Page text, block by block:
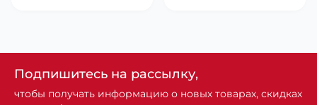
Подпишитесь на рассылку,
чтобы получать информацию о новых товарах, скидках